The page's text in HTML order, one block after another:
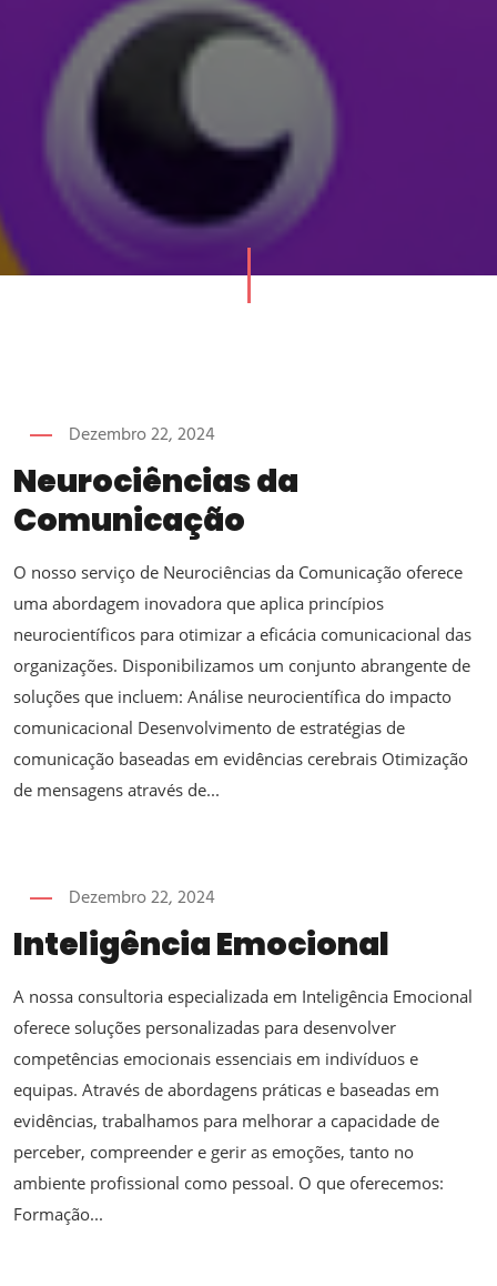
Dezembro 22, 2024
Neurociências da
Comunicação
O nosso serviço de Neurociências da Comunicação oferece
uma abordagem inovadora que aplica princípios
neurocientíficos para otimizar a eficácia comunicacional das
organizações. Disponibilizamos um conjunto abrangente de
soluções que incluem: Análise neurocientífica do impacto
comunicacional Desenvolvimento de estratégias de
comunicação baseadas em evidências cerebrais Otimização
de mensagens através de...
Dezembro 22, 2024
Inteligência Emocional
A nossa consultoria especializada em Inteligência Emocional
oferece soluções personalizadas para desenvolver
competências emocionais essenciais em indivíduos e
equipas. Através de abordagens práticas e baseadas em
evidências, trabalhamos para melhorar a capacidade de
perceber, compreender e gerir as emoções, tanto no
ambiente profissional como pessoal. O que oferecemos:
Formação...